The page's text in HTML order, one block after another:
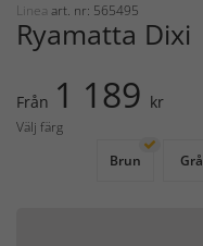
Linea art. nr: 565495
Ryamatta Dixi
Från 1 189 kr
Välj färg
Brun
Grå